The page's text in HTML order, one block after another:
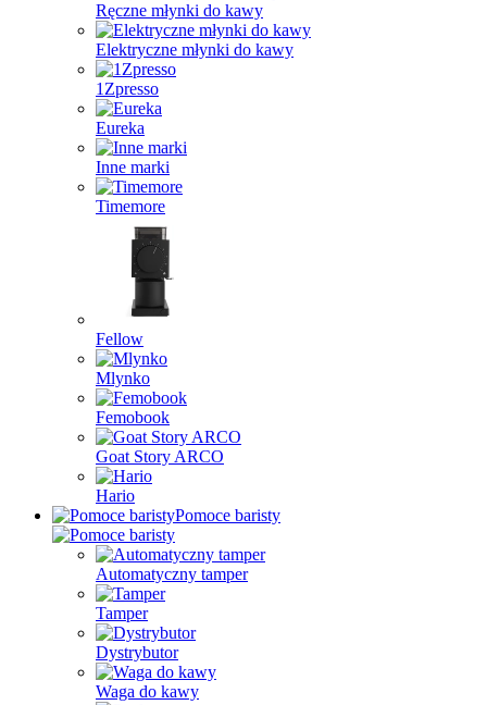
Ręczne młynki do kawy
Elektryczne młynki do kawy
1Zpresso
Eureka
Inne marki
Timemore
Fellow
Mlynko
Femobook
Goat Story ARCO
Hario
Pomoce baristy
Automatyczny tamper
Tamper
Dystrybutor
Waga do kawy